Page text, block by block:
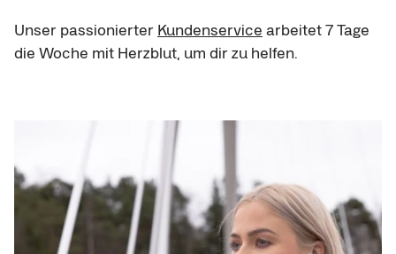
Unser passionierter Kundenservice arbeitet 7 Tage
die Woche mit Herzblut, um dir zu helfen.